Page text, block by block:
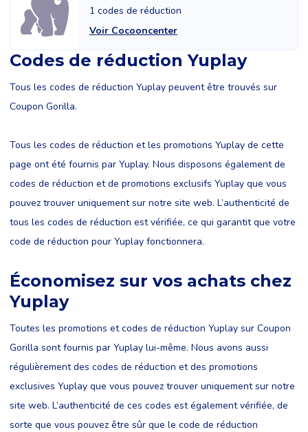
1 codes de réduction
Voir Cocooncenter
Codes de réduction Yuplay
Tous les codes de réduction Yuplay peuvent être trouvés sur
Coupon Gorilla.
Tous les codes de réduction et les promotions Yuplay de cette
page ont été fournis par Yuplay. Nous disposons également de
codes de réduction et de promotions exclusifs Yuplay que vous
pouvez trouver uniquement sur notre site web. L’authenticité de
tous les codes de réduction est vérifiée, ce qui garantit que votre
code de réduction pour Yuplay fonctionnera.
Économisez sur vos achats chez
Yuplay
Toutes les promotions et codes de réduction Yuplay sur Coupon
Gorilla sont fournis par Yuplay lui-même. Nous avons aussi
régulièrement des codes de réduction et des promotions
exclusives Yuplay que vous pouvez trouver uniquement sur notre
site web. L’authenticité de ces codes est également vérifiée, de
sorte que vous pouvez être sûr que le code de réduction